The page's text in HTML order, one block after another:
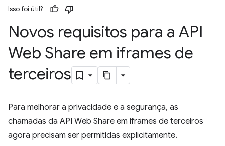
Isso foi útil?
Novos requisitos para a API
Web Share em iframes de
terceiros
Para melhorar a privacidade e a segurança, as
chamadas da API Web Share em iframes de terceiros
agora precisam ser permitidas explicitamente.